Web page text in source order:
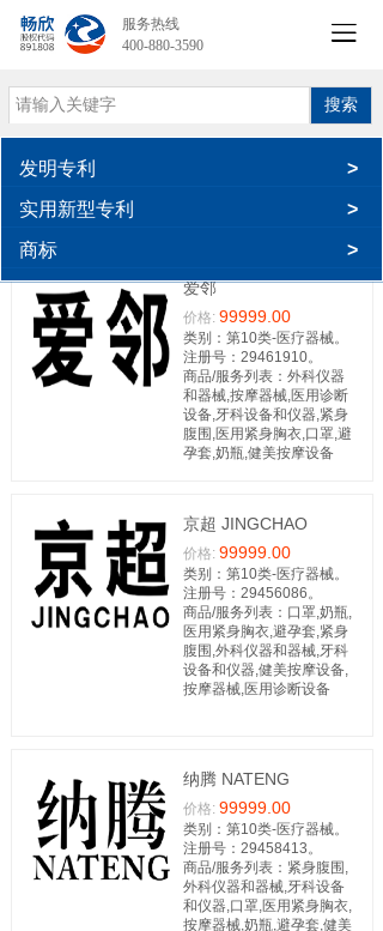
搜索
发明专利
>
实用新型专利
>
商标
>
爱邻
价格: 99999.00
类别：第10类-医疗器械。
注册号：29461910。
商品/服务列表：外科仪器
和器械,按摩器械,医用诊断
设备,牙科设备和仪器,紧身
腹围,医用紧身胸衣,口罩,避
孕套,奶瓶,健美按摩设备
京超 JINGCHAO
价格: 99999.00
类别：第10类-医疗器械。
注册号：29456086。
商品/服务列表：口罩,奶瓶,
医用紧身胸衣,避孕套,紧身
腹围,外科仪器和器械,牙科
设备和仪器,健美按摩设备,
按摩器械,医用诊断设备
纳腾 NATENG
价格: 99999.00
类别：第10类-医疗器械。
注册号：29458413。
商品/服务列表：紧身腹围,
外科仪器和器械,牙科设备
和仪器,口罩,医用紧身胸衣,
按摩器械,奶瓶,避孕套,健美
服务热线
400-880-3590